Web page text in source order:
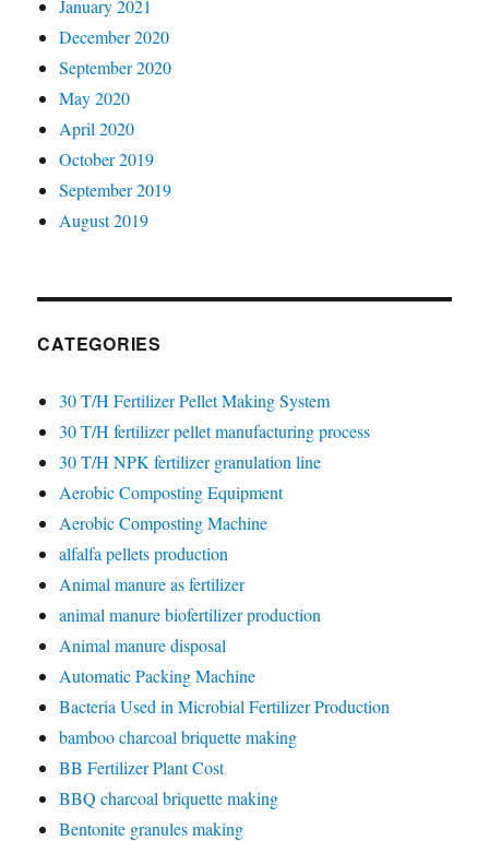
January 2021
December 2020
September 2020
May 2020
April 2020
October 2019
September 2019
August 2019
CATEGORIES
30 T/H Fertilizer Pellet Making System
30 T/H fertilizer pellet manufacturing process
30 T/H NPK fertilizer granulation line
Aerobic Composting Equipment
Aerobic Composting Machine
alfalfa pellets production
Animal manure as fertilizer
animal manure biofertilizer production
Animal manure disposal
Automatic Packing Machine
Bacteria Used in Microbial Fertilizer Production
bamboo charcoal briquette making
BB Fertilizer Plant Cost
BBQ charcoal briquette making
Bentonite granules making